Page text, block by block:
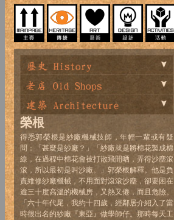
榮根
得悉郭榮根是紗廠機械技師，年輕一輩或有疑
問：「甚麼是紗廠？」「紗廠就是將棉花製成棉
線，在過程中棉花會被打散飛開晒，弄得沙塵滾
滾，所以最初是叫沙廠。」郭榮根解釋。他是負
責維修紗廠機械，不用面對滾滾沙塵，卻要困在
逾三十度高溫的機械房，又熱又倦，而且危險。
「六十年代尾，我約十四歲，經鄰居介紹入了當
時很出名的紗廠『東亞』做學師仔。那時每天工